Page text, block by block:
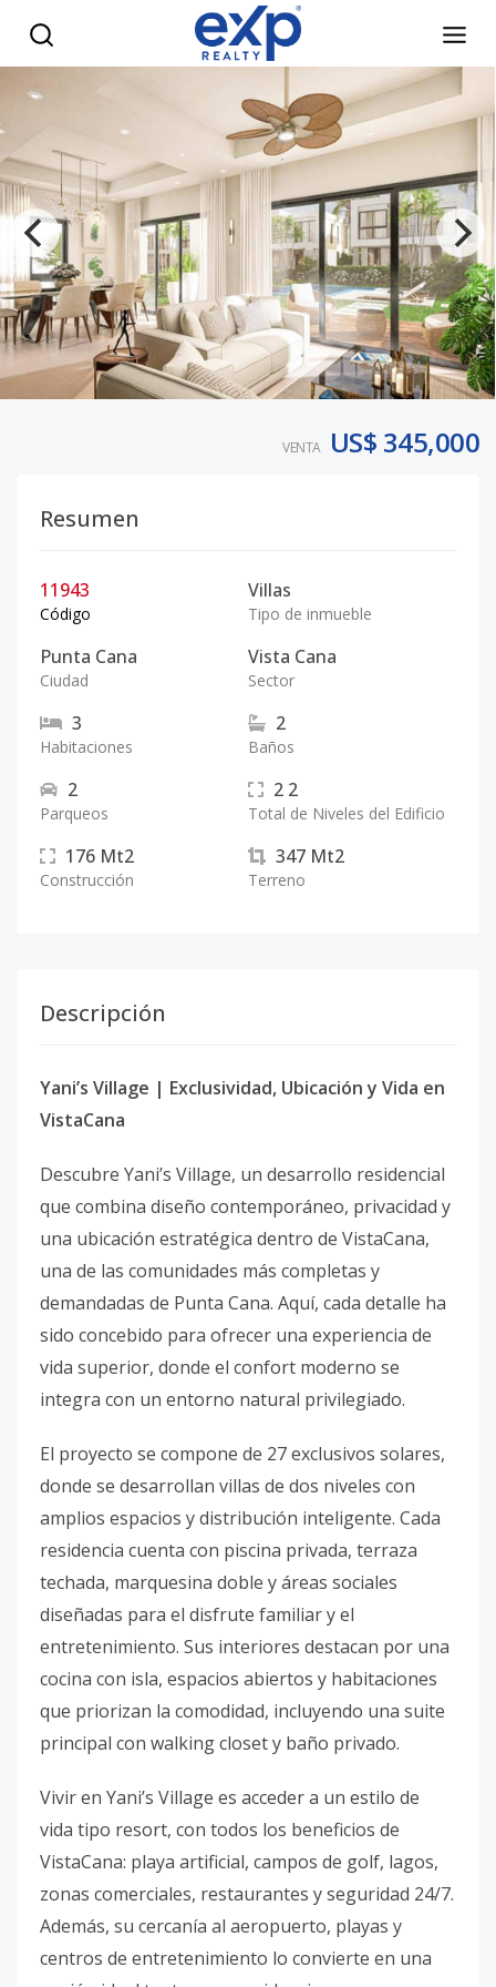
VENTA US$ 345,000
Resumen
11943
Código
Villas
Tipo de inmueble
Punta Cana
Ciudad
Vista Cana
Sector
3
Habitaciones
2
Baños
2
Parqueos
2 2
Total de Niveles del Edificio
176 Mt2
Construcción
347 Mt2
Terreno
Descripción
Yani’s Village | Exclusividad, Ubicación y Vida en
VistaCana
Descubre Yani’s Village, un desarrollo residencial
que combina diseño contemporáneo, privacidad y
una ubicación estratégica dentro de VistaCana,
una de las comunidades más completas y
demandadas de Punta Cana. Aquí, cada detalle ha
sido concebido para ofrecer una experiencia de
vida superior, donde el confort moderno se
integra con un entorno natural privilegiado.
El proyecto se compone de 27 exclusivos solares,
donde se desarrollan villas de dos niveles con
amplios espacios y distribución inteligente. Cada
residencia cuenta con piscina privada, terraza
techada, marquesina doble y áreas sociales
diseñadas para el disfrute familiar y el
entretenimiento. Sus interiores destacan por una
cocina con isla, espacios abiertos y habitaciones
que priorizan la comodidad, incluyendo una suite
principal con walking closet y baño privado.
Vivir en Yani’s Village es acceder a un estilo de
vida tipo resort, con todos los beneficios de
VistaCana: playa artificial, campos de golf, lagos,
zonas comerciales, restaurantes y seguridad 24/7.
Además, su cercanía al aeropuerto, playas y
centros de entretenimiento lo convierte en una
Villas en VistaCana con Piscina Privada y Alta Rentabilidad